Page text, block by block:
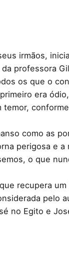
irmãos,
professora
os que o
era
como as
perigosa e
o que
recupera
pelo
no Egito e